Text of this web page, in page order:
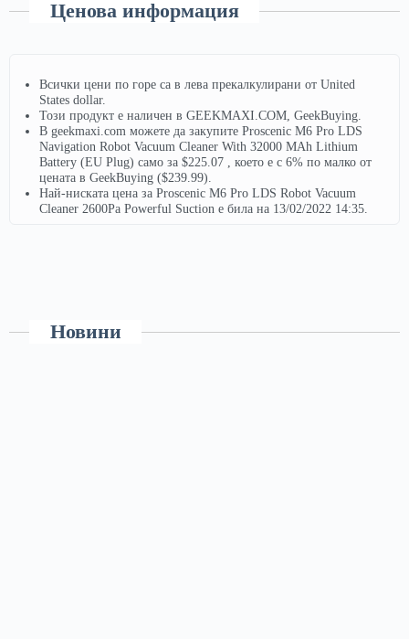
Ценова информация
Всички цени по горе са в лева прекалкулирани от United
States dollar.
Този продукт е наличен в GEEKMAXI.COM, GeekBuying.
В geekmaxi.com можете да закупите Proscenic M6 Pro LDS
Navigation Robot Vacuum Cleaner With 32000 MAh Lithium
Battery (EU Plug) само за $225.07 , което е с 6% по малко от
цената в GeekBuying ($239.99).
Най-ниската цена за Proscenic M6 Pro LDS Robot Vacuum
Cleaner 2600Pa Powerful Suction е била на 13/02/2022 14:35.
Новини